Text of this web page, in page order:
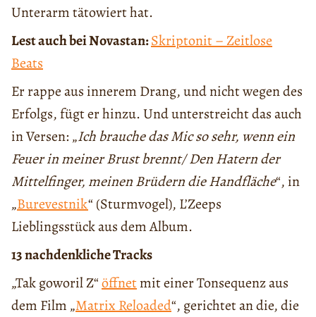
Unterarm tätowiert hat.
Lest auch bei Novastan:Skriptonit – Zeitlose
Beats
Er rappe aus innerem Drang, und nicht wegen des
Erfolgs, fügt er hinzu. Und unterstreicht das auch
in Versen: „Ich brauche das Mic so sehr, wenn ein
Feuer in meiner Brust brennt/ Den Hatern der
Mittelfinger, meinen Brüdern die Handfläche“, in
„Burevestnik“ (Sturmvogel), L’Zeeps
Lieblingsstück aus dem Album.
13 nachdenkliche Tracks
„Tak goworil Z“öffnetmit einer Tonsequenz aus
dem Film „Matrix Reloaded“, gerichtet an die, die